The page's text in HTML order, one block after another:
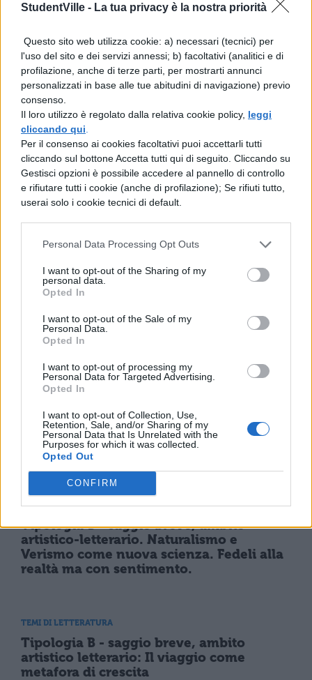
StudentVille - La tua privacy è la nostra priorità
Questo sito web utilizza cookie: a) necessari (tecnici) per
l'uso del sito e dei servizi annessi; b) facoltativi (analitici e di
profilazione, anche di terze parti, per mostrarti annunci
personalizzati in base alle tue abitudini di navigazione) previo
consenso.
Il loro utilizzo è regolato dalla relativa cookie policy, leggi
cliccando qui
Per il consenso ai cookies facoltativi puoi accettarli tutti
cliccando sul bottone Accetta tutti qui di seguito. Cliccando su
Gestisci opzioni è possibile accedere al pannello di controllo
e rifiutare tutti i cookie (anche di profilazione); Se rifiuti tutto,
userai solo i cookie tecnici di default.
Personal Data Processing Opt Outs
I want to opt-out of the Sharing of my
personal data.
Opted In
I want to opt-out of the Sale of my
Personal Data.
Opted In
I want to opt-out of processing my
Personal Data for Targeted Advertising.
Opted In
I want to opt-out of Collection, Use,
Retention, Sale, and/or Sharing of my
Personal Data that Is Unrelated with the
Purposes for which it was collected.
Opted Out
CONFIRM
Il modello retorico di Quintiliano
TEMI DI LETTERATURA
I temi dominanti della Germania di
Tacito?
TEMI DI LETTERATURA
Il tema dell'esilio nella letteratura
TEMI DI LETTERATURA
I cieli del Paradiso di Dante
TEMI DI LETTERATURA
Il problema dell'origine e i modelli del
romanzo greco
TEMI DI LETTERATURA
Il romanzo greco
TEMI DI LETTERATURA
Tipologia B - saggio breve, ambito
artistico-letterario. Naturalismo e
Verismo come nuova scienza. Fedeli alla
realtà ma con sentimento.
TEMI DI LETTERATURA
Tipologia B - saggio breve, ambito
artistico letterario: Il viaggio come
metafora di crescita